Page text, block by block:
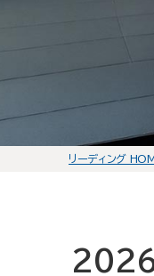
リーディング